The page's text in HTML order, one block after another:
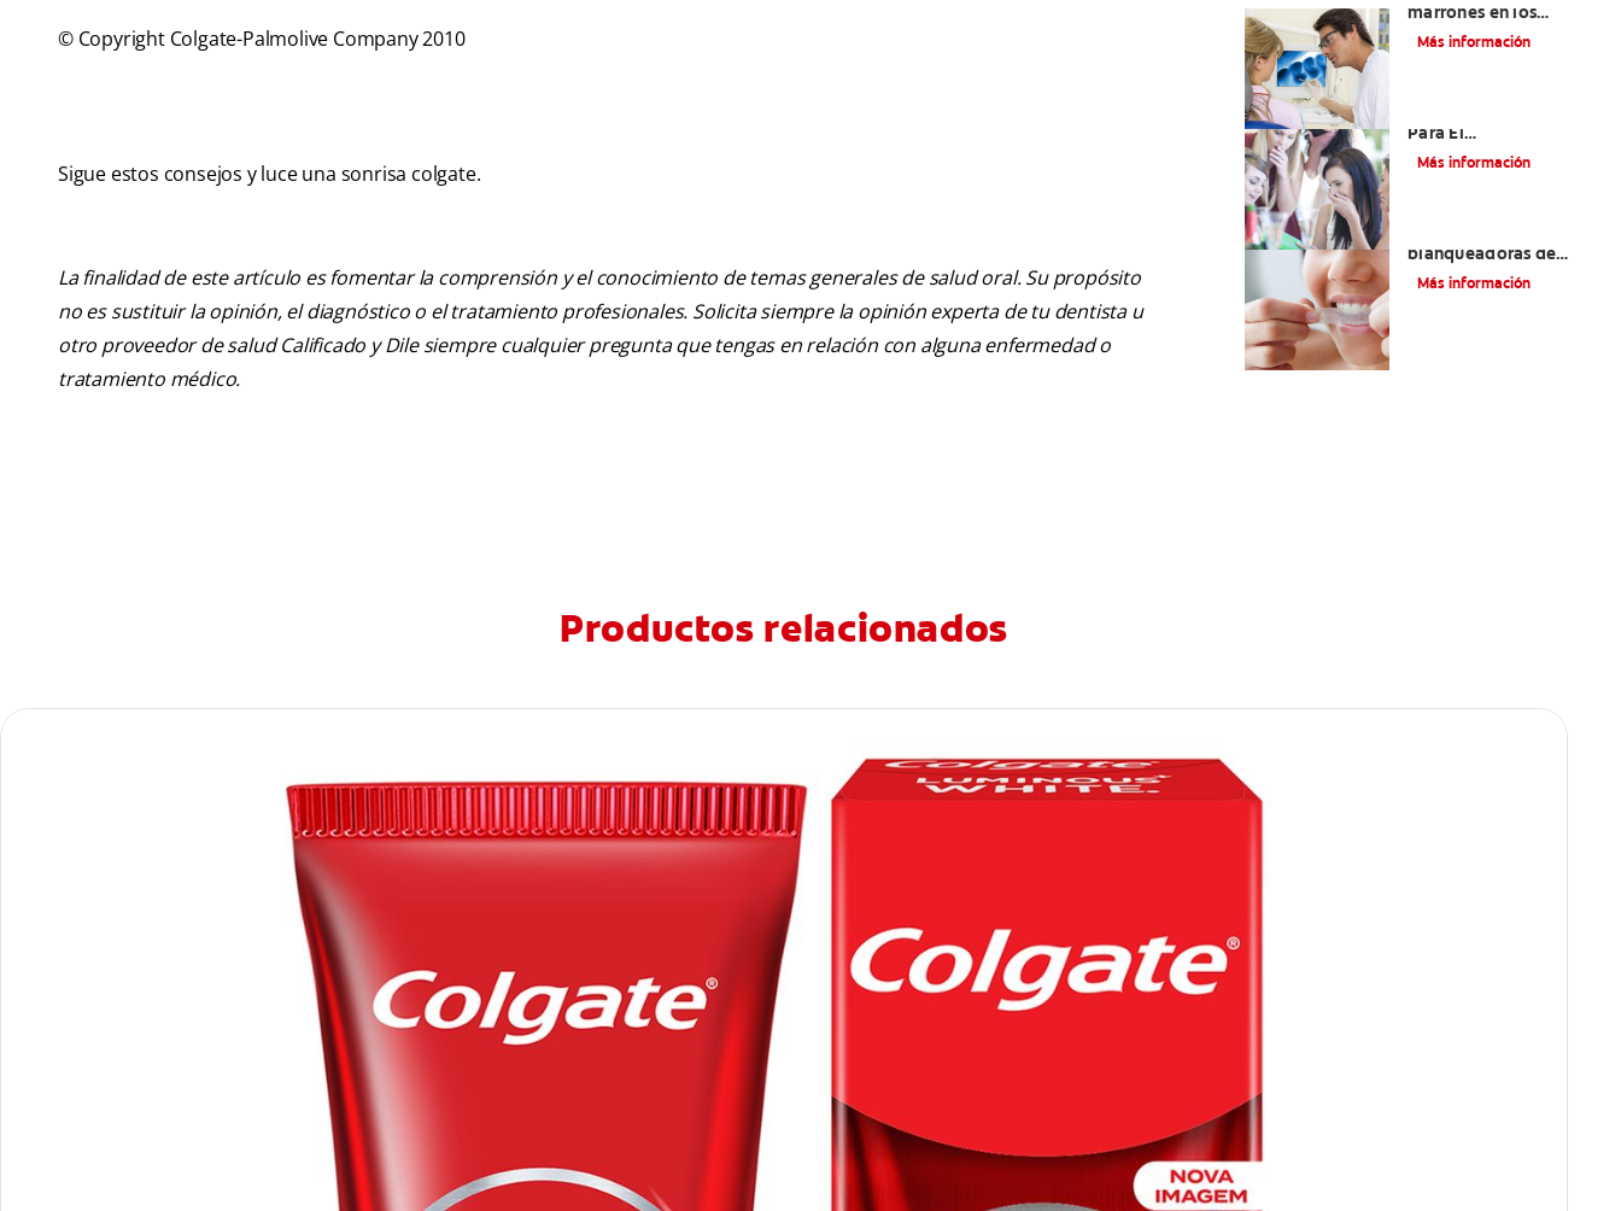
© Copyright Colgate-Palmolive Company 2010
Sigue estos consejos y luce una sonrisa colgate.
La finalidad de este artículo es fomentar la comprensión y el conocimiento de temas generales de salud oral. Su propósito
no es sustituir la opinión, el diagnóstico o el tratamiento profesionales. Solicita siempre la opinión experta de tu dentista u
otro proveedor de salud Calificado y Dile siempre cualquier pregunta que tengas en relación con alguna enfermedad o
tratamiento médico.
marrones en los
dientes
Más información
Para El
Blanqueamiento
Más información
blanqueadoras de
dientes son una buena
Más información
Productos relacionados